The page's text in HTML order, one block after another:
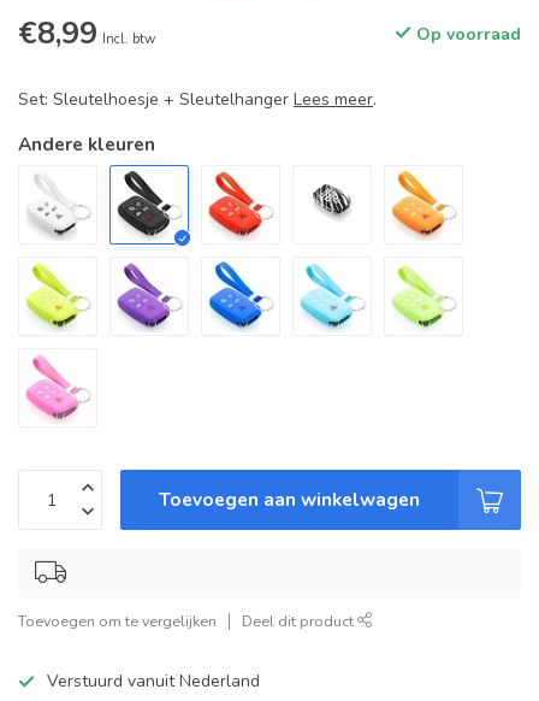
€8,99 Incl. btw Op voorraad
Set: Sleutelhoesje + Sleutelhanger Lees meer.
Andere kleuren
Toevoegen aan winkelwagen
Toevoegen om te vergelijken Deel dit product
Verstuurd vanuit Nederland